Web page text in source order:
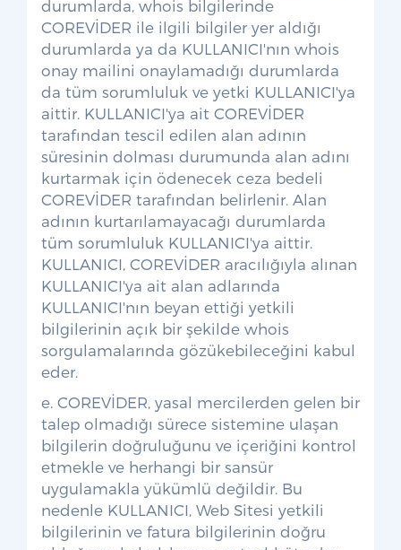
durumlarda, whois bilgilerinde
COREVİDER ile ilgili bilgiler yer aldığı
durumlarda ya da KULLANICI'nın whois
onay mailini onaylamadığı durumlarda
da tüm sorumluluk ve yetki KULLANICI'ya
aittir. KULLANICI'ya ait COREVİDER
tarafından tescil edilen alan adının
süresinin dolması durumunda alan adını
kurtarmak için ödenecek ceza bedeli
COREVİDER tarafından belirlenir. Alan
adının kurtarılamayacağı durumlarda
tüm sorumluluk KULLANICI'ya aittir.
KULLANICI, COREVİDER aracılığıyla alınan
KULLANICI'ya ait alan adlarında
KULLANICI'nın beyan ettiği yetkili
bilgilerinin açık bir şekilde whois
sorgulamalarında gözükebileceğini kabul
eder.
e. COREVİDER, yasal mercilerden gelen bir
talep olmadığı sürece sistemine ulaşan
bilgilerin doğruluğunu ve içeriğini kontrol
etmekle ve herhangi bir sansür
uygulamakla yükümlü değildir. Bu
nedenle KULLANICI, Web Sitesi yetkili
bilgilerinin ve fatura bilgilerinin doğru